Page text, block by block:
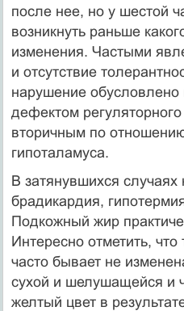
после нее, но у шестой
возникнуть раньше
изменения. Частыми
и от­сутствие
нарушение
дефектом
вторичным по
гипоталамуса.
В затянувшихся
брадикардия,
Подкожный жир
Интересно отметить,
часто бывает не
сухой и шелу­шащейся и
желтый цвет в